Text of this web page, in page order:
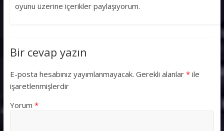
oyunu üzerine içerikler paylaşıyorum.
Bir cevap yazın
E-posta hesabınız yayımlanmayacak. Gerekli alanlar *ile
işaretlenmişlerdir
Yorum *